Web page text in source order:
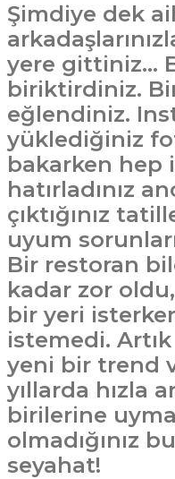
Şimdiye dek
yere gittiniz...
biriktirdiniz.
eğlendiniz.
yüklediğiniz
bakarken hep
hatırladınız
çıktığınız
uyum
Bir restoran
kadar zor oldu,
bir yeri
istemedi.
yeni bir trend
yıllarda hızla
birilerine
olmadığınız
seyahat!